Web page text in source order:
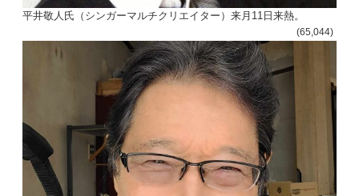
平井敬人氏（シンガーマルチクリエイター）来月11日来熱。
(65,044)